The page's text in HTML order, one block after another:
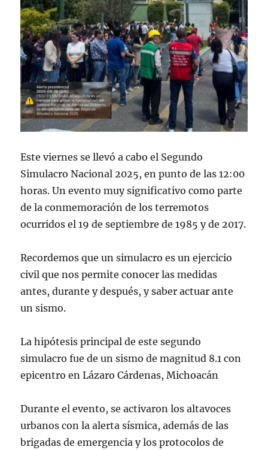
Este viernes se llevó a cabo el Segundo
Simulacro Nacional 2025, en punto de las 12:00
horas. Un evento muy significativo como parte
de la conmemoración de los terremotos
ocurridos el 19 de septiembre de 1985 y de 2017.
Recordemos que un simulacro es un ejercicio
civil que nos permite conocer las medidas
antes, durante y después, y saber actuar ante
un sismo.
La hipótesis principal de este segundo
simulacro fue de un sismo de magnitud 8.1 con
epicentro en Lázaro Cárdenas, Michoacán
Durante el evento, se activaron los altavoces
urbanos con la alerta sísmica, además de las
brigadas de emergencia y los protocolos de